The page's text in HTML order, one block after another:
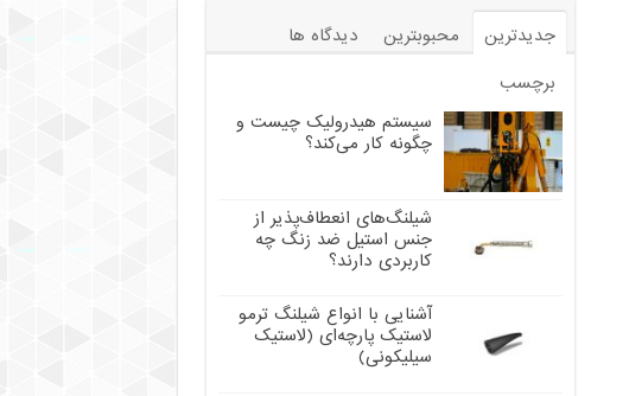
جدیدترین محبوبترین
دیدگاه ها
برچسب
سیستم هیدرولیک چیست و
چگونه کار می‌کند؟
شیلنگ‌های انعطاف‌پذیر از
جنس استیل ضد زنگ چه
کاربردی دارند؟
آشنایی با انواع شیلنگ ترمو
لاستیک پارچه‌ای (لاستیک
سیلیکونی)